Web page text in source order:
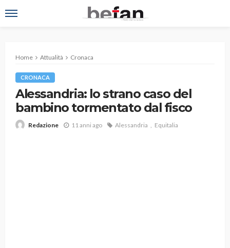
Home Attualità Cronaca
CRONACA
Alessandria: lo strano caso del
bambino tormentato dal fisco
Redazione 11 anni ago Alessandria Equitalia